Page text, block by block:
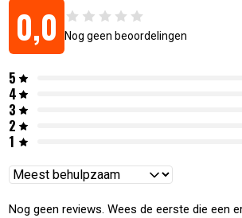
0,0 Nog geen beoordelingen
5
4
3
2
1
Reviews
Nog geen reviews. Wees de eerste die een